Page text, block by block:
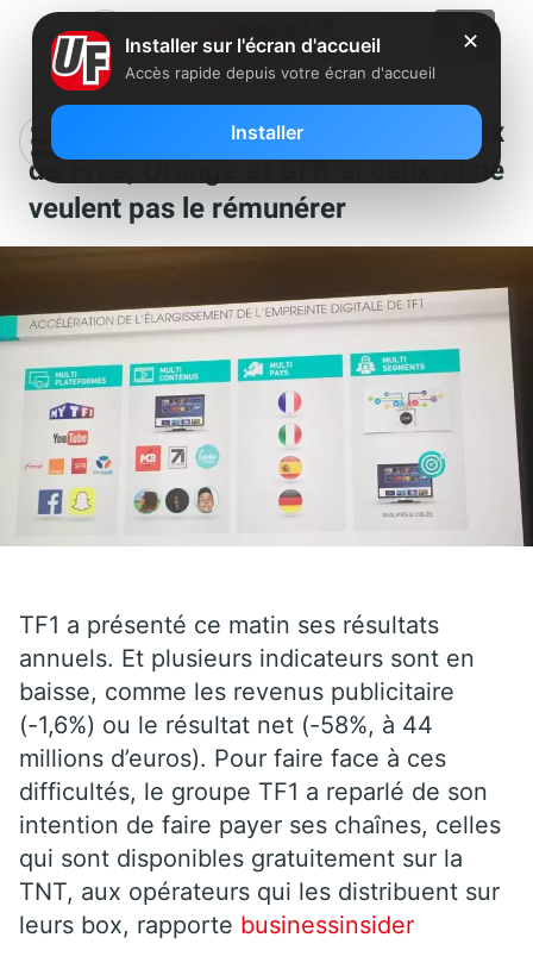
TF1 assure qu’il se retirera des box
de Free, Orange et SFR si ceux-ci ne
veulent pas le rémunérer
TF1 a présenté ce matin ses résultats
annuels. Et plusieurs indicateurs sont en
baisse, comme les revenus publicitaire
(-1,6%) ou le résultat net (-58%, à 44
millions d’euros). Pour faire face à ces
difficultés, le groupe TF1 a reparlé de son
intention de faire payer ses chaînes, celles
qui sont disponibles gratuitement sur la
TNT, aux opérateurs qui les distribuent sur
leurs box, rapporte businessinsider
✕
Installer sur l'écran d'accueil
Accès rapide depuis votre écran d'accueil
Installer